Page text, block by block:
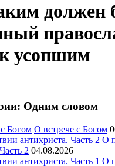
должен
усопшим
Одним словом
О встрече с Богом
О
2 04.08.2026
О